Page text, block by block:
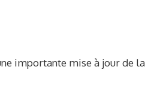
importante mise à jour de la